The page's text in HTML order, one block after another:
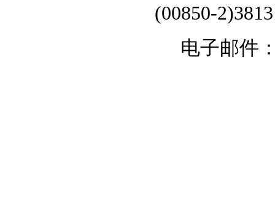
(00850-
电子邮件